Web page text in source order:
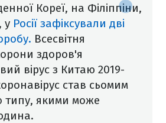
Кореї, на Філіппіни,
у Росії зафіксували дві
Всесвітня
здоров'я
вірус з Китаю 2019-
став сьомим
типу, якими може